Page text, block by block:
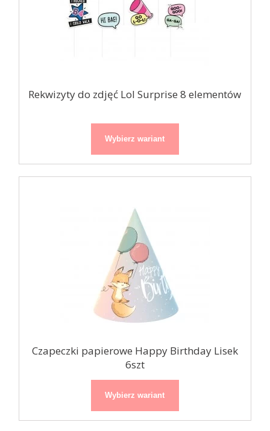
Rekwizyty do zdjęć Lol Surprise 8 elementów
Wybierz wariant
Czapeczki papierowe Happy Birthday Lisek
6szt
Wybierz wariant